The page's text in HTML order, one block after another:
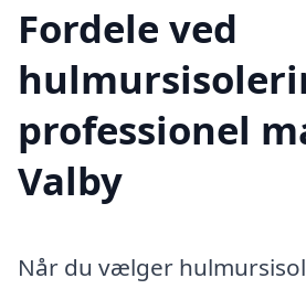
Fordele ved
professionel
Valby
Når du vælger